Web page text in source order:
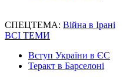
СПЕЦТЕМА: Війна в Ірані
ВСІ ТЕМИ
Вступ України в ЄС
Теракт в Барселоні